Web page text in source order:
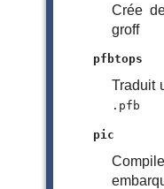
Crée
groff
pfbtops
Traduit
.pfb
pic